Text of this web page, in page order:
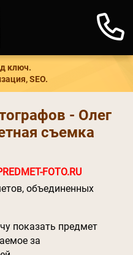
ключ.
SEO.
- Олег
съемка
FOTO.RU
объединенных
показать предмет
за